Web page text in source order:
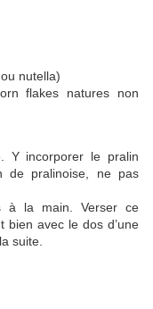
nutella)
flakes natures non
Y incorporer le pralin
de pralinoise, ne pas
à la main. Verser ce
bien avec le dos d’une
suite.